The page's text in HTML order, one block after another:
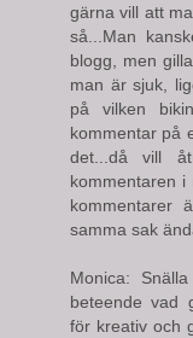
gärna vill att
så...Man
blogg, men
man är sjuk,
på vilken
kommentar på
det...då vill
kommentaren
kommentarer
samma sak
Monica:
beteende vad
för kreativ och